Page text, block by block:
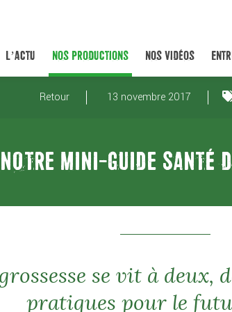
L’ACTU NOS PRODUCTIONS NOS VIDÉOS
Retour 13 novembre 2017
NOTRE MINI-GUIDE SANTÉ
se vit à deux,
pratiques pour le